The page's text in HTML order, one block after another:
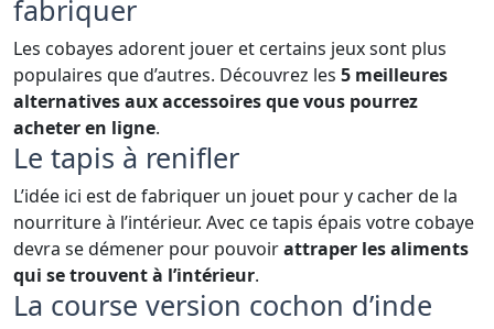
fabriquer
Les cobayes adorent jouer et certains jeux sont plus
populaires que d’autres. Découvrez les 5 meilleures
alternatives aux accessoires que vous pourrez
acheter en ligne.
Le tapis à renifler
L’idée ici est de fabriquer un jouet pour y cacher de la
nourriture à l’intérieur. Avec ce tapis épais votre cobaye
devra se démener pour pouvoirattraper les aliments
qui se trouvent à l’intérieur.
La course version cochon d’inde